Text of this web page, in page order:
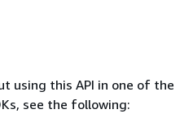
using this API in one of the
see the following: